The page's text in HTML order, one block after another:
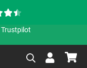
Trustpilot